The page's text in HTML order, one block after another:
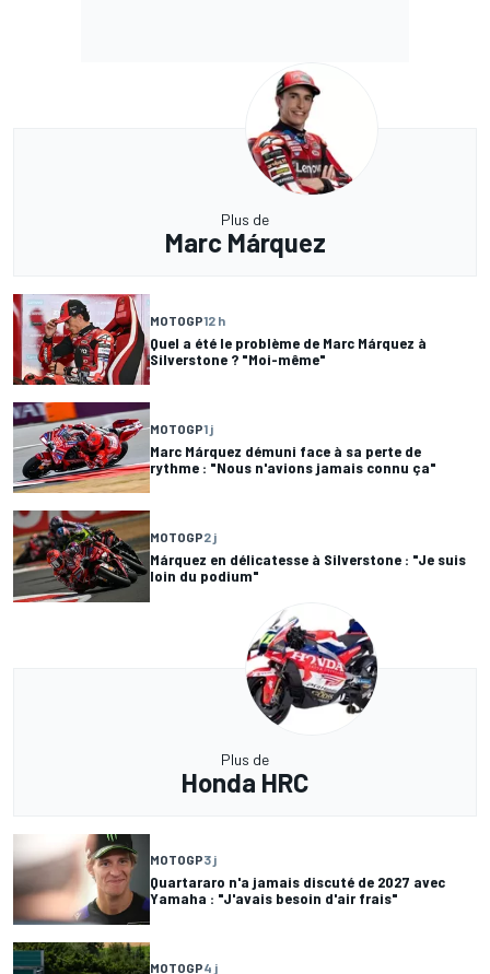
Plus de
Marc Márquez
MOTOGP12 h
Quel a été le problème de Marc Márquez à
Silverstone ? "Moi-même"
MOTOGP1 j
Marc Márquez démuni face à sa perte de
rythme : "Nous n'avions jamais connu ça"
MOTOGP2 j
Márquez en délicatesse à Silverstone : "Je suis
loin du podium"
Plus de
Honda HRC
MOTOGP3 j
Quartararo n'a jamais discuté de 2027 avec
Yamaha : "J'avais besoin d'air frais"
MOTOGP4 j